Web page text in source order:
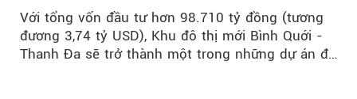
Với tổng vốn đầu tư hơn 98.710 tỷ đồng (tương
đương 3,74 tỷ USD), Khu đô thị mới Bình Quới -
Thanh Đa sẽ trở thành một trong những dự án đô